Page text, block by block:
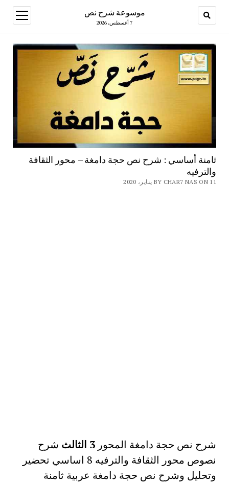
موسوعة شرح نص
7 أغسطس، 2026
open
menu
ثامنة أساسي : شرح نص حجة دامغة – محور الثقافة
والترفيه
BY CHAR7 NAS ON 11 يناير، 2020
شرح نص حجة دامغة المحور 3 الثالث
شرح
نصوص محور الثقافة والترفيه 8 اساسي تحضير
وتحليل وشرح نص حجة دامغة عربية ثامنة